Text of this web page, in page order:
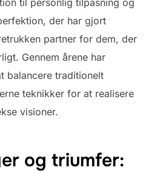
til personlig tilpasning og
der har gjort
partner for dem, der
Gennem årene har
balancere traditionelt
teknikker for at realisere
visioner.
og triumfer: